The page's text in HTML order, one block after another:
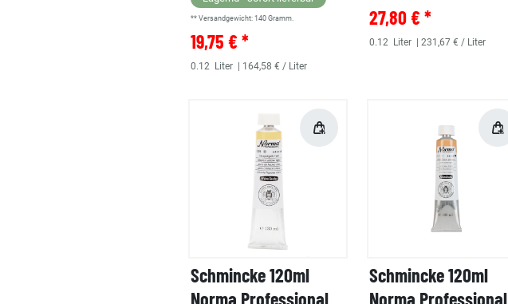
** Versandgewicht: 140 Gramm.
19,75 € *
0.12 Liter | 164,58 € / Liter
27,80 € *
0.12 Liter | 231,67 € / Liter
Schmincke 120ml
Norma Professional
Schmincke 120ml
Norma Professional